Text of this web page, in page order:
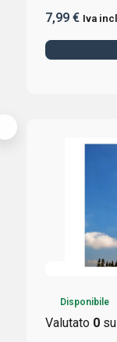
7,99 € Iva
Disponibile
Valutato 0su